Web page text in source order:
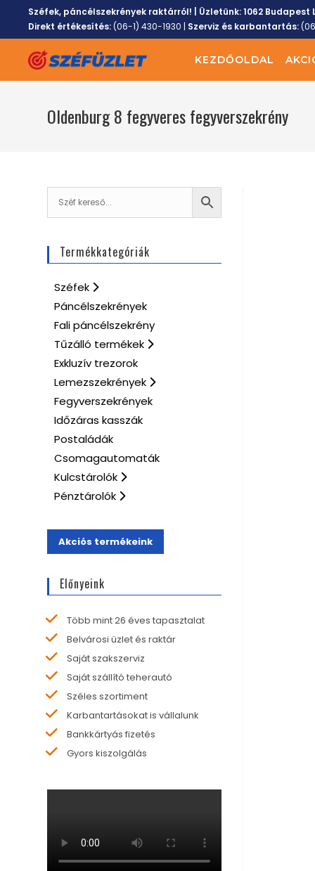
Széfek, páncélszekrények raktárról! | Üzletünk:1062 Budapest
Direkt értékesítés:(06-1) 430-1930 | Szerviz és karbantartás:
KEZDŐOLDAL
Oldenburg 8 fegyveres fegyverszekrény
Termékkategóriák
Széfek
Páncélszekrények
Fali páncélszekrény
Tűzálló termékek
Exkluzív trezorok
Lemezszekrények
Fegyverszekrények
Időzáras kasszák
Postaládák
Csomagautomaták
Kulcstárolók
Pénztárolók
Akciós termékeink
Előnyeink
Több mint 26 éves tapasztalat
Belvárosi üzlet és raktár
Saját szakszerviz
Saját szállító teherautó
Széles szortiment
Karbantartásokat is vállalunk
Bankkártyás fizetés
Gyors kiszolgálás